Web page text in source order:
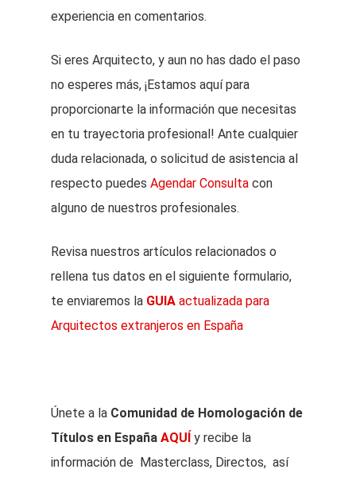
experiencia en comentarios.
Si eres Arquitecto, y aun no has dado el paso
no esperes más, ¡Estamos aquí para
proporcionarte la información que necesitas
en tu trayectoria profesional! Ante cualquier
duda relacionada, o solicitud de asistencia al
respecto puedes Agendar Consulta con
alguno de nuestros profesionales.
Revisa nuestros artículos relacionados o
rellena tus datos en el siguiente formulario,
te enviaremos la GUIA actualizada para
Arquitectos extranjeros en España
Únete a la Comunidad de Homologación de
Títulos en España AQUÍ y recibe la
información de Masterclass, Directos, así